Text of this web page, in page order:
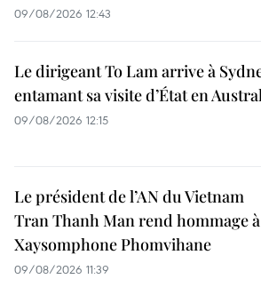
09/08/2026 12:43
Le dirigeant To Lam arrive à
entamant sa visite d’État en
09/08/2026 12:15
Le président de l’AN du Vietnam
Tran Thanh Man rend hommage à
Xaysomphone Phomvihane
09/08/2026 11:39